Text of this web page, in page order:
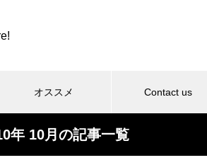
オススメ Contact us
スポーツ
年 10月の記事一覧